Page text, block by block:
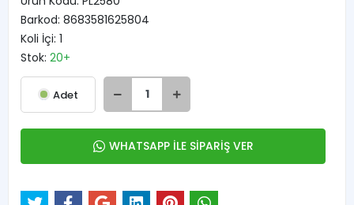
Barkod: 8683581625804
Koli İçi: 1
Stok: 20+
Adet
WHATSAPP İLE SİPARİŞ VER